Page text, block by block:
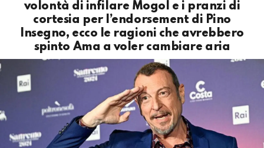
volontà di infilare Mogol e i pranzi di
cortesia per l’endorsement di Pino
Insegno, ecco le ragioni che avrebbero
spinto Ama a voler cambiare aria